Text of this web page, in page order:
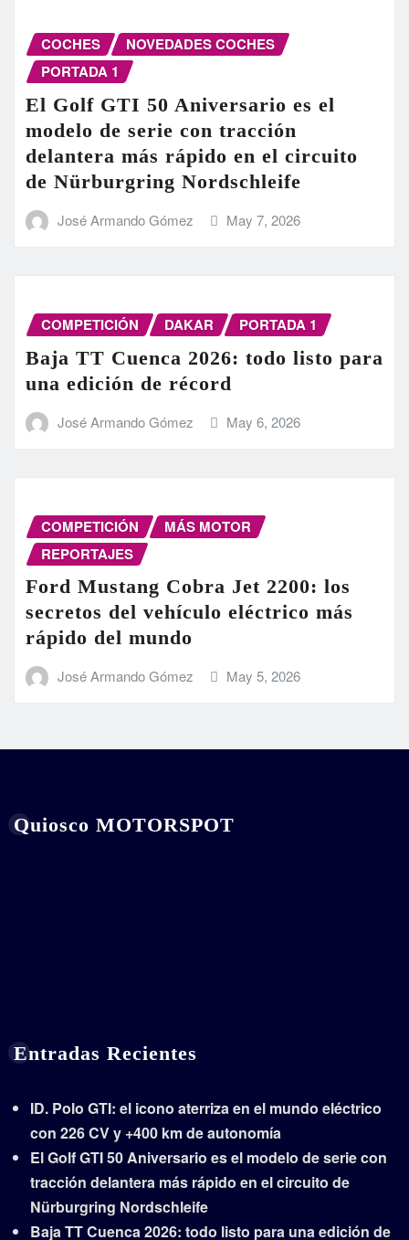
COCHES
NOVEDADES COCHES
PORTADA 1
El Golf GTI 50 Aniversario es el
modelo de serie con tracción
delantera más rápido en el circuito
de Nürburgring Nordschleife
José Armando Gómez May 7, 2026
COMPETICIÓN DAKAR PORTADA 1
Baja TT Cuenca 2026: todo listo para
una edición de récord
José Armando Gómez May 6, 2026
COMPETICIÓN
MÁS MOTOR
REPORTAJES
Ford Mustang Cobra Jet 2200: los
secretos del vehículo eléctrico más
rápido del mundo
José Armando Gómez May 5, 2026
Quiosco MOTORSPOT
Entradas Recientes
ID. Polo GTI: el icono aterriza en el mundo eléctrico
con 226 CV y +400 km de autonomía
El Golf GTI 50 Aniversario es el modelo de serie con
tracción delantera más rápido en el circuito de
Nürburgring Nordschleife
Baja TT Cuenca 2026: todo listo para una edición de